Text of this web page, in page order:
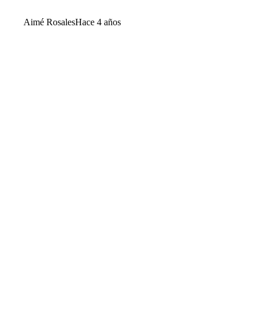
Aimé RosalesHace 4 años